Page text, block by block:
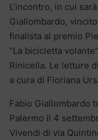
L’incontro, in cui
Giallombardo,
finalista al premio
“La bicicletta
Rinicella. Le letture
a cura di Floriana
Fabio Giallombardo
Palermo il 4
Vivendi di via